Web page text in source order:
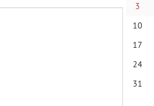
3
10
17
24
31